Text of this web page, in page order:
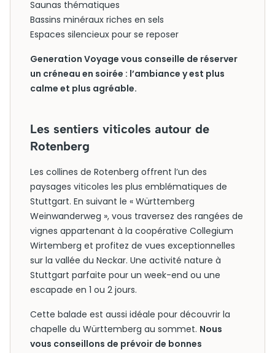
Saunas thématiques
Bassins minéraux riches en sels
Espaces silencieux pour se reposer
Generation Voyage vous conseille de réserver
un créneau en soirée : l’ambiance y est plus
calme et plus agréable.
Les sentiers viticoles autour de
Rotenberg
Les collines de Rotenberg offrent l’un des
paysages viticoles les plus emblématiques de
Stuttgart. En suivant le « Württemberg
Weinwanderweg », vous traversez des rangées de
vignes appartenant à la coopérative Collegium
Wirtemberg et profitez de vues exceptionnelles
sur la vallée du Neckar. Une activité nature à
Stuttgart parfaite pour un week-end ou une
escapade en 1 ou 2 jours.
Cette balade est aussi idéale pour découvrir la
chapelle du Württemberg au sommet. Nous
vous conseillons de prévoir de bonnes